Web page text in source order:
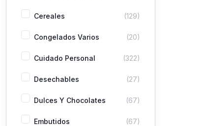
Cereales (129)
Congelados Varios (20)
Cuidado Personal (322)
Desechables (27)
Dulces Y Chocolates (67)
Embutidos (67)